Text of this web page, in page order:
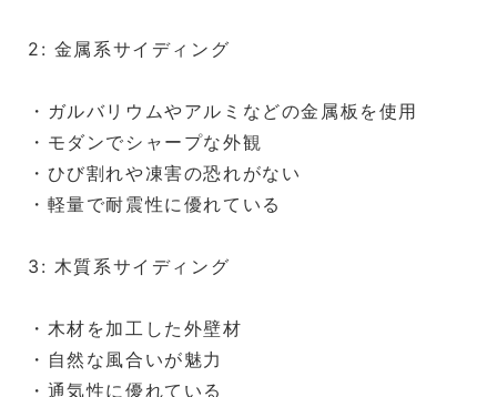
2: 金属系サイディング
・ガルバリウムやアルミなどの金属板を使用
・モダンでシャープな外観
・ひび割れや凍害の恐れがない
・軽量で耐震性に優れている
3: 木質系サイディング
・木材を加工した外壁材
・自然な風合いが魅力
・通気性に優れている